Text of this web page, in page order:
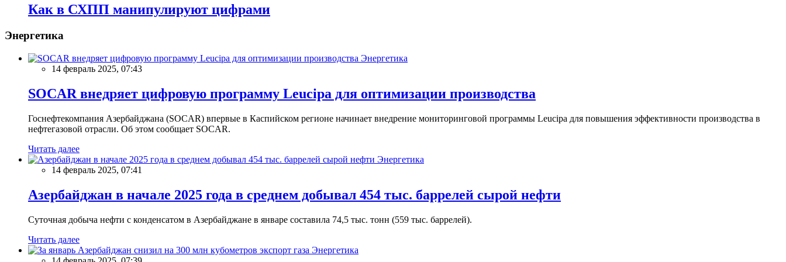
Как в СХПП манипулируют цифрами
Энергетика
Энергетика
14 февраль 2025, 07:43
SOCAR внедряет цифровую программу Leucipa для оптимизации производства
Госнефтекомпания Азербайджана (SOCAR) впервые в Каспийском регионе начинает внедрение мониторинговой программы Leucipa для повышения эффективности производства в
нефтегазовой отрасли. Об этом сообщает SOCAR.
Читать далее
Энергетика
14 февраль 2025, 07:41
Азербайджан в начале 2025 года в среднем добывал 454 тыс. баррелей сырой нефти
Суточная добыча нефти с конденсатом в Азербайджане в январе составила 74,5 тыс. тонн (559 тыс. баррелей).
Читать далее
Энергетика